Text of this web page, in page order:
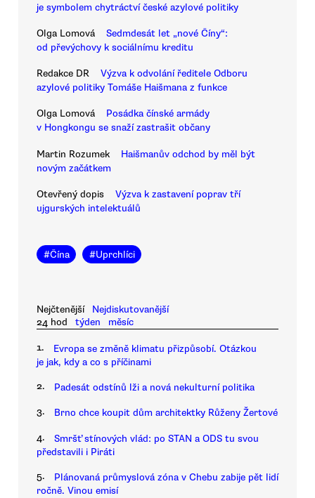
je symbolem chytráctví české azylové politiky
Olga Lomová
Sedmdesát let „nové Číny“:
od převýchovy k sociálnímu kreditu
Redakce DR
Výzva k odvolání ředitele Odboru
azylové politiky Tomáše Haišmana z funkce
Olga Lomová
Posádka čínské armády
v Hongkongu se snaží zastrašit občany
Martin Rozumek
Haišmanův odchod by měl být
novým začátkem
Otevřený dopis
Výzva k zastavení poprav tří
ujgurských intelektuálů
#Čína #Uprchlíci
Nejčtenější
Nejdiskutovanější
24 hod
týden měsíc
1.
Evropa se změně klimatu přizpůsobí. Otázkou
je jak, kdy a co s příčinami
2. Padesát odstínů lži a nová nekulturní politika
3. Brno chce koupit dům architektky Růženy Žertové
4.
Smršť stínových vlád: po STAN a ODS tu svou
představili i Piráti
5.
Plánovaná průmyslová zóna v Chebu zabije pět lidí
ročně. Vinou emisí